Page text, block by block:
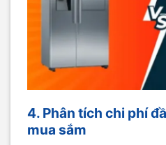
4. Phân tích chi phí
mua sắm